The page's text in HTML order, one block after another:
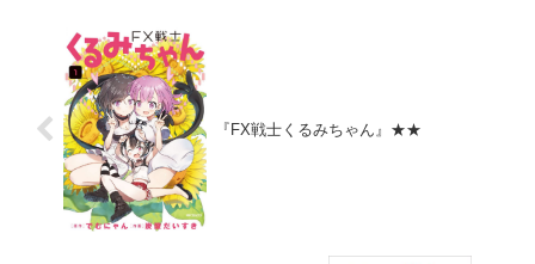
『FX戦士くるみちゃん』★★